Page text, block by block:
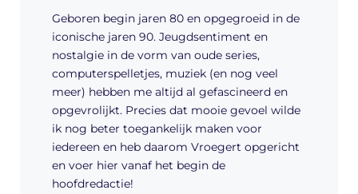
Geboren begin jaren 80 en opgegroeid in de
iconische jaren 90. Jeugdsentiment en
nostalgie in de vorm van oude series,
computerspelletjes, muziek (en nog veel
meer) hebben me altijd al gefascineerd en
opgevrolijkt. Precies dat mooie gevoel wilde
ik nog beter toegankelijk maken voor
iedereen en heb daarom Vroegert opgericht
en voer hier vanaf het begin de
hoofdredactie!